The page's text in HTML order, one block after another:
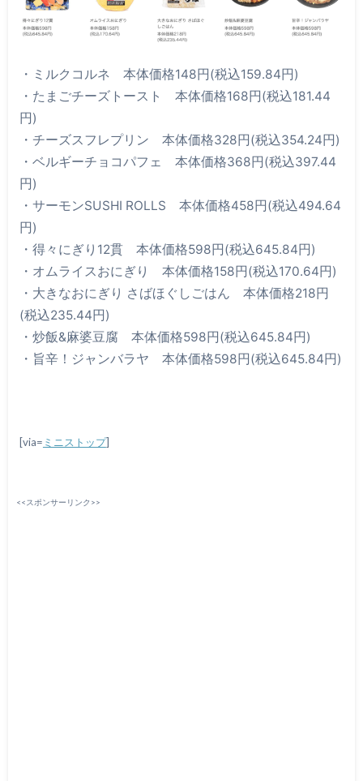
・ ミルクコルネ 本体価格148円(税込159.84円)
・ たまごチーズトースト 本体価格168円(税込181.44
円)
・ チーズスフレプリン 本体価格328円(税込354.24円)
・ ベルギーチョコパフェ 本体価格368円(税込397.44
円)
・ サーモンSUSHI ROLLS 本体価格458円(税込494.64
円)
・ 得々にぎり12貫 本体価格598円(税込645.84円)
・ オムライスおにぎり 本体価格158円(税込170.64円)
・ 大きなおにぎり さばほぐしごはん 本体価格218円
(税込235.44円)
・ 炒飯&麻婆豆腐 本体価格598円(税込645.84円)
・ 旨辛！ジャンバラヤ 本体価格598円(税込645.84円)
[via= ミニストップ]
<<スポンサーリンク>>